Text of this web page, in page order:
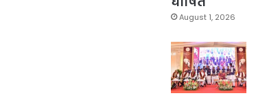
August 1, 2026